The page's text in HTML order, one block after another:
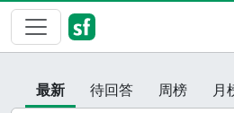
最新 待回答 周榜 月